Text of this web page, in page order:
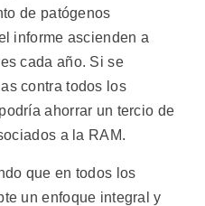
de patógenos
informe ascienden a
cada año. Si se
contra todos los
ahorrar un tercio de
a la RAM.
que en todos los
un enfoque integral y